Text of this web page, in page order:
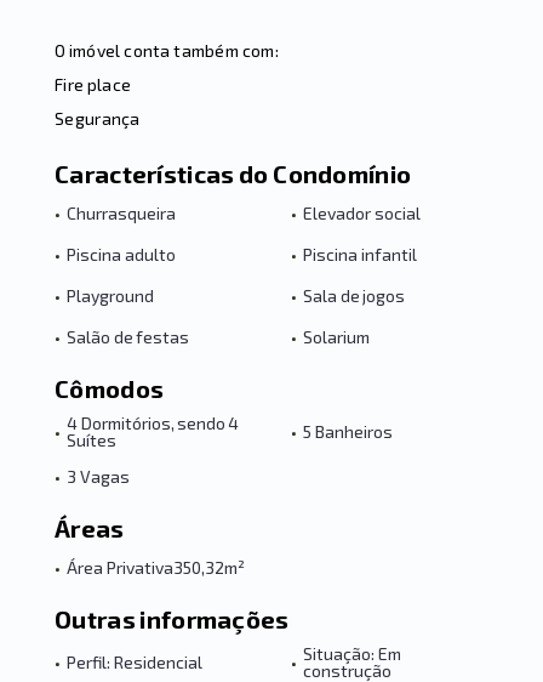
O imóvel conta também com:
Fire place
Segurança
Características do Condomínio
• Churrasqueira • Elevador social
• Piscina adulto • Piscina infantil
• Playground • Sala de jogos
• Salão de festas • Solarium
Cômodos
• 4 Dormitórios, sendo 4
Suítes
• 5 Banheiros
• 3 Vagas
Áreas
• Área Privativa350,32m²
Outras informações
• Perfil: Residencial • Situação: Em
construção